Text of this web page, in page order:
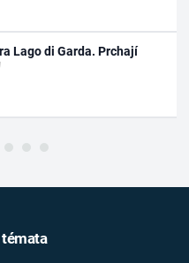
Lago di Garda. Prchají